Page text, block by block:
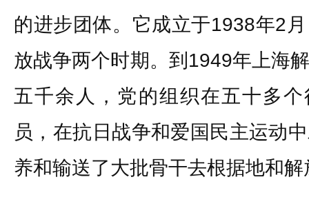
的进步团体。它成立于1938年2
放战争两个时期。到1949年上海
五千余人，党的组织在五十多
员，在抗日战争和爱国民主运动
养和输送了大批骨干去根据地和解